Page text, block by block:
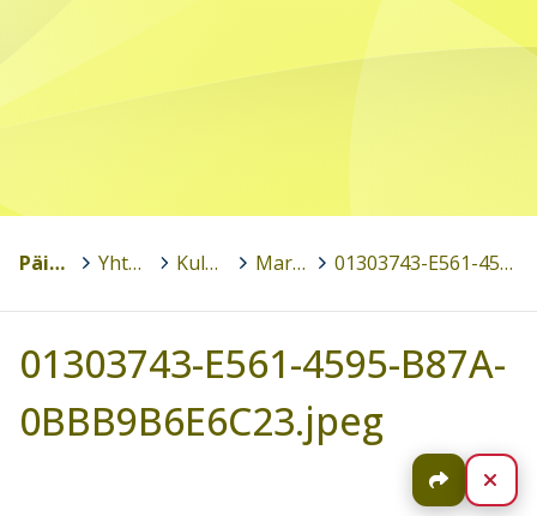
Päivi Liimatainen Yhteiskuntaoppi > Kuluttajana toimiminen > Markkinoinnin kriittinen tarkastelu > 01303743-E561-4595-B87A-0BBB9B6E6C23.jpeg
01303743-E561-4595-B87A-
0BBB9B6E6C23.jpeg
Jaa